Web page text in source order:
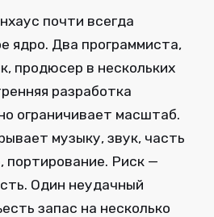
почти всегда
ядро. Два программиста,
продюсер в нескольких
разработка
ограничивает масштаб.
музыку, звук, часть
портирование. Риск —
Один неудачный
запас на несколько